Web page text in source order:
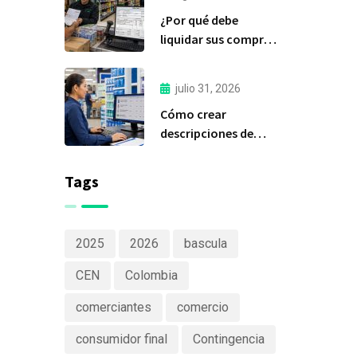
Software
¿Por qué debe
liquidar sus compras
julio 31, 2026
Cómo crear
descripciones de
Tags
2025 2026 bascula
CEN Colombia
comerciantes comercio
consumidor final Contingencia